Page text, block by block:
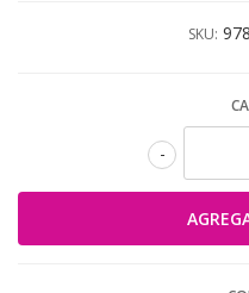
SKU:
-